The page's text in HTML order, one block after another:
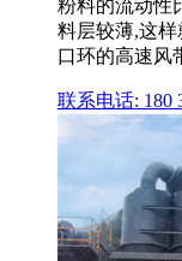
粉料的流动性
料层较薄,这
口环的高速风
联系电话: 180